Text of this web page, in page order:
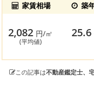
家賃相場 築
2,082 円/㎡
(平均値)
25.6
この記事は不動産鑑定士、